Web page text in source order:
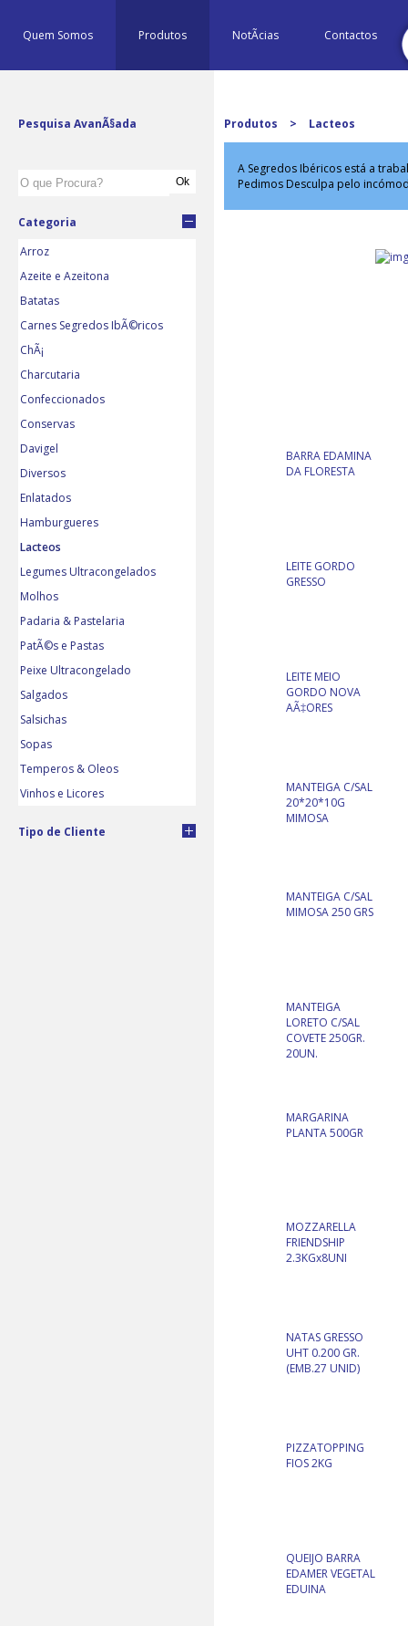
Quem Somos Produtos NotÃ­cias Contactos
Pesquisa AvanÃ§ada
Categoria
Arroz
Azeite e Azeitona
Batatas
Carnes Segredos IbÃ©ricos
ChÃ¡
Charcutaria
Confeccionados
Conservas
Davigel
Diversos
Enlatados
Hamburgueres
Lacteos
Legumes Ultracongelados
Molhos
Padaria & Pastelaria
PatÃ©s e Pastas
Peixe Ultracongelado
Salgados
Salsichas
Sopas
Temperos & Oleos
Vinhos e Licores
Tipo de Cliente
Produtos > Lacteos
A Segredos Ibéricos está a
Pedimos Desculpa pelo
BARRA EDAMINA
DA FLORESTA
LEITE GORDO
GRESSO
LEITE MEIO
GORDO NOVA
AÃ‡ORES
MANTEIGA C/SAL
20*20*10G
MIMOSA
MANTEIGA C/SAL
MIMOSA 250 GRS
MANTEIGA
LORETO C/SAL
COVETE 250GR.
20UN.
MARGARINA
PLANTA 500GR
MOZZARELLA
FRIENDSHIP
2.3KGx8UNI
NATAS GRESSO
UHT 0.200 GR.
(EMB.27 UNID)
PIZZATOPPING
FIOS 2KG
QUEIJO BARRA
EDAMER VEGETAL
EDUINA